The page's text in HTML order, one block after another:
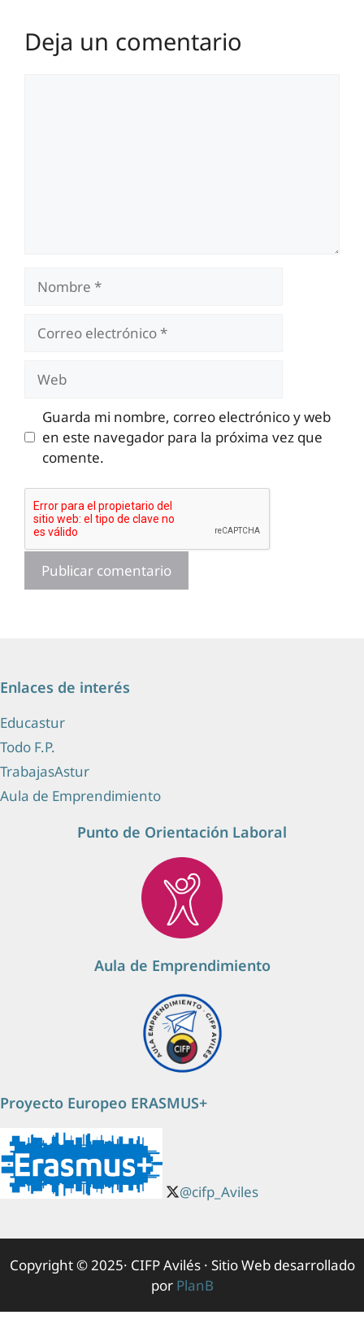
Deja un comentario
Nombre
Correo
electrónico
Guarda mi nombre, correo electrónico y web
en este navegador para la próxima vez que
comente.
Enlaces de interés
Educastur
Todo F.P.
TrabajasAstur
Aula de Emprendimiento
Punto de Orientación Laboral
Aula de Emprendimiento
Proyecto Europeo ERASMUS+
@cifp_Aviles
Copyright © 2025· CIFP Avilés · Sitio Web desarrollado
por PlanB